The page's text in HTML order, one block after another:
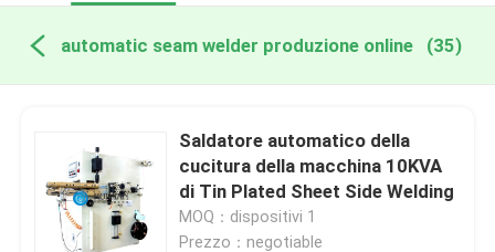
automatic seam welder produzione online (35)
Saldatore automatico della
cucitura della macchina 10KVA
di Tin Plated Sheet Side Welding
MOQ：dispositivi 1
Prezzo：negotiable